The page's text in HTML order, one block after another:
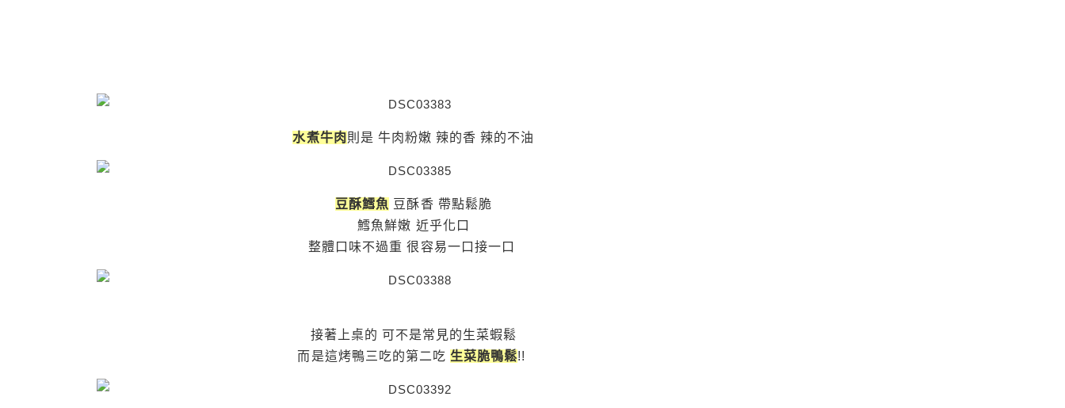
水煮牛肉則是 牛肉粉嫩 辣的香 辣的不油
豆酥鱈魚 豆酥香 帶點鬆脆
鱈魚鮮嫩 近乎化口
整體口味不過重 很容易一口接一口
接著上桌的 可不是常見的生菜蝦鬆
而是這烤鴨三吃的第二吃 生菜脆鴨鬆!!